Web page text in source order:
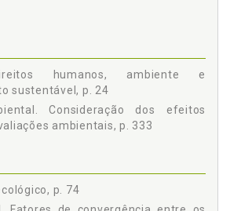
Ecocêntrica, p. 58
e Interações Ecossistêmicas, p. 63
e Serviços Ecossistêmicos e sua Relação
Ecológica, p. 65
p. 69
de convergência entre os bens
humanos, ambiente e
sustentável, p. 24
Consideração dos efeitos
ambientais, p. 333
p. 74